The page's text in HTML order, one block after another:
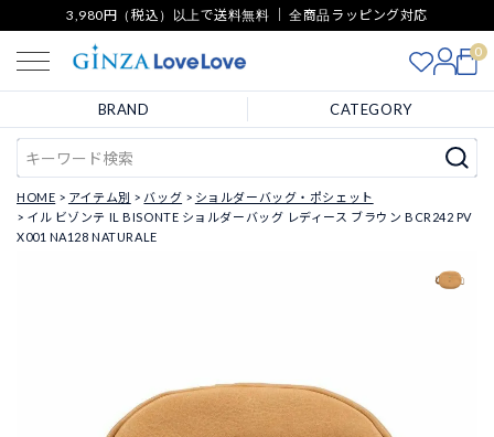
3,980円（税込）以上で送料無料 ｜ 全商品ラッピング対応
0
BRAND CATEGORY
HOME アイテム別 バッグ
ショルダーバッグ・ポシェット
イル ビゾンテ IL BISONTE ショルダーバッグ レディース ブラウン BCR242 PV
X001 NA128 NATURALE